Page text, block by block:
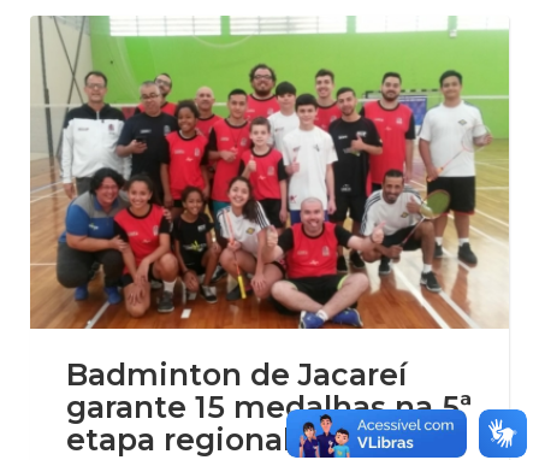
Badminton de Jacareí
garante 15 medalhas na 5ª
etapa regional